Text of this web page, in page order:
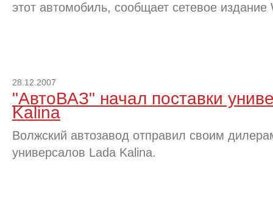
этот автомобиль, сообщает сетевое
28.12.2007
"АвтоВАЗ" начал поставки
Kalina
Волжский автозавод отправил своим
универсалов Lada Kalina.